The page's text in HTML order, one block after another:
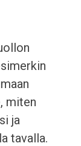
miten
ja
tavalla.